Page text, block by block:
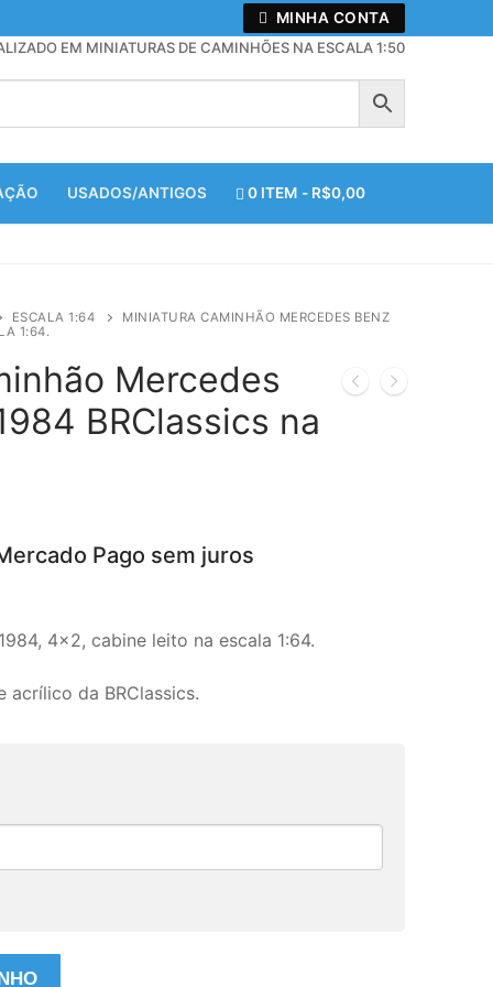
MINHA CONTA
EM MINIATURAS DE CAMINHÕES NA ESCALA 1:50
USADOS/ANTIGOS 0 ITEM R$0,00
ESCALA 1:64
MINIATURA CAMINHÃO MERCEDES BENZ
1:64.
Mercedes
BRClassics na
Pago sem juros
4×2, cabine leito na escala 1:64.
da BRClassics.